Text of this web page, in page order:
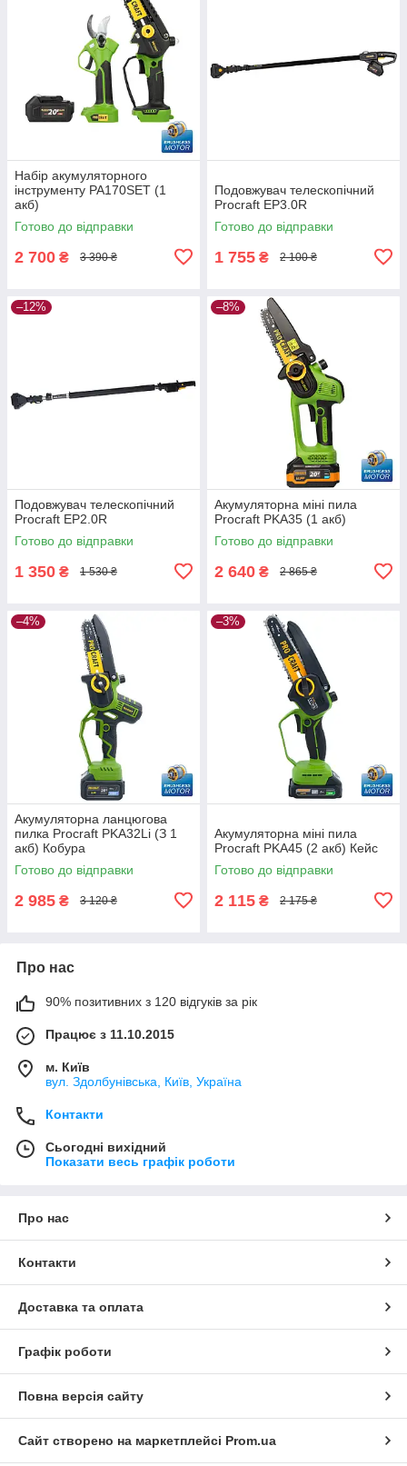
Набір акумуляторного
інструменту PA170SET (1
акб)
Готово до відправки
2 700 ₴ 3 390 ₴
Подовжувач телескопічний
Procraft EP3.0R
Готово до відправки
1 755 ₴ 2 100 ₴
–12%
Подовжувач телескопічний
Procraft EP2.0R
Готово до відправки
1 350 ₴ 1 530 ₴
–8%
Акумуляторна міні пила
Procraft PKA35 (1 акб)
Готово до відправки
2 640 ₴ 2 865 ₴
–4%
Акумуляторна ланцюгова
пилка Procraft PKA32Li (З 1
акб) Кобура
Готово до відправки
2 985 ₴ 3 120 ₴
–3%
Акумуляторна міні пила
Procraft PKA45 (2 акб) Кейс
Готово до відправки
2 115 ₴ 2 175 ₴
Про нас
90% позитивних з 120 відгуків за рік
Працює з 11.10.2015
м. Київ
вул. Здолбунівська, Київ, Україна
Контакти
Сьогодні вихідний
Показати весь графік роботи
Про нас
Контакти
Доставка та оплата
Графік роботи
Повна версія сайту
Сайт створено на маркетплейсі Prom.ua